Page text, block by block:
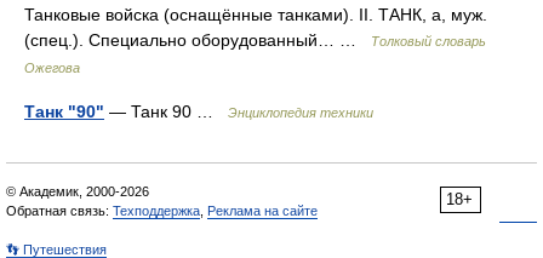
Танковые войска (оснащённые танками). II. ТАНК, а, муж.
(спец.). Специально оборудованный… …
Толковый словарь
Ожегова
Танк "90" — Танк 90 … Энциклопедия техники
18+
© Академик, 2000-2026
Обратная связь: Техподдержка Реклама на сайте
👣 Путешествия